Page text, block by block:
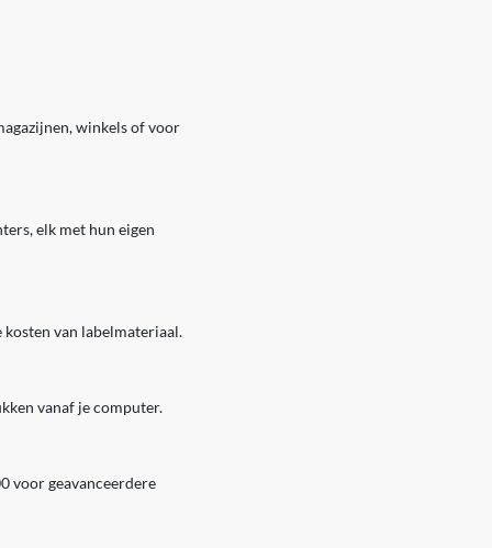
winkels of voor
elk met hun eigen
van labelmateriaal.
vanaf je computer.
voor geavanceerdere